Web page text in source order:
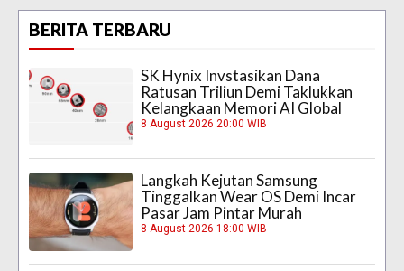
BERITA TERBARU
SK Hynix Invstasikan Dana
Ratusan Triliun Demi Taklukkan
Kelangkaan Memori AI Global
8 August 2026 20:00 WIB
Langkah Kejutan Samsung
Tinggalkan Wear OS Demi Incar
Pasar Jam Pintar Murah
8 August 2026 18:00 WIB